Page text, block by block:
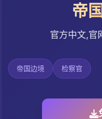
帝
官方中文,官
帝国边境 检察官